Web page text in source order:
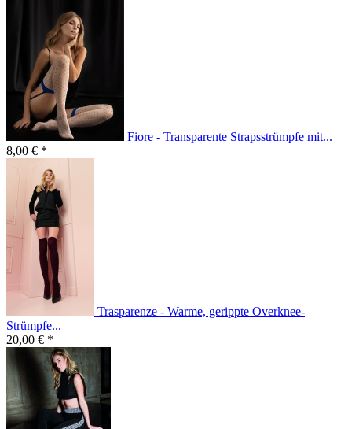
Fiore - Transparente Strapsstrümpfe mit...
8,00 € *
Trasparenze - Warme, gerippte Overknee-
Strümpfe...
20,00 € *